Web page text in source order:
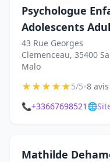
Psychologue
Adolescents
43 Rue Georges
Clemenceau, 35400
Malo
★★★★★5/5•8 avis
📞+33667698521 🌐
Mathilde